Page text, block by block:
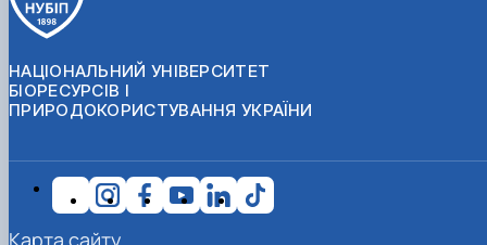
НАЦІОНАЛЬНИЙ УНІВЕРСИТЕТ
БІОРЕСУРСІВ І
ПРИРОДОКОРИСТУВАННЯ УКРАЇНИ
Карта сайту